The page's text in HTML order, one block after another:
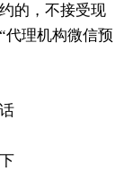
的，不接受现
代理机构微信预